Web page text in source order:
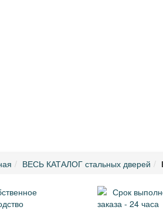
ВЕСЬ КАТАЛОГ стальных дверей
Срок
заказа - 24 часа